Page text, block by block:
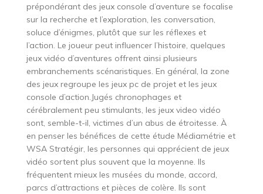
prépondérant des jeux console d’aventure se focalise
sur la recherche et l’exploration, les conversation,
soluce d’énigmes, plutôt que sur les réflexes et
l’action. Le joueur peut influencer l’histoire, quelques
jeux vidéo d’aventures offrent ainsi plusieurs
embranchements scénaristiques. En général, la zone
des jeux regroupe les jeux pc de projet et les jeux
console d’action.Jugés chronophages et
cérébralement peu stimulants, les jeux video vidéo
sont, semble-t-il, victimes d’un abus de étroitesse. À
en penser les bénéfices de cette étude Médiamétrie et
WSA Stratégir, les personnes qui apprécient de jeux
vidéo sortent plus souvent que la moyenne. Ils
fréquentent mieux les musées du monde, accord,
parcs d’attractions et pièces de colère. Ils sont